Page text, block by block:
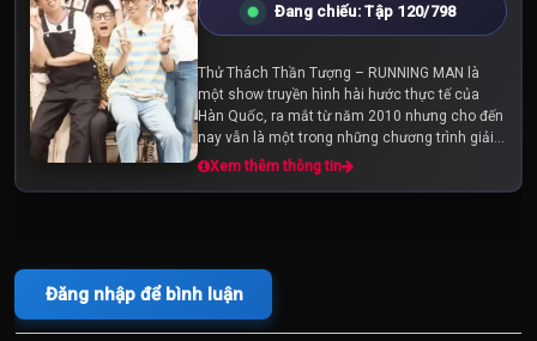
Tập 134
Tập 137 Tập 138 Tập 139
Tập 146 Tập 147
Đang chiếu: Tập 120/798
Thử Thách Thần Tượng – RUNNING MAN là
một show truyền hình hài hước thực tế của
Hàn Quốc, ra mắt từ năm 2010 nhưng cho đến
nay vẫn là một trong những chương trình giải
trí được yêu thích nhất tại xứ sở kim chi. Với
RUNNING MAN, đảm...
Xem thêm thông tin
Đăng nhập để bình luận